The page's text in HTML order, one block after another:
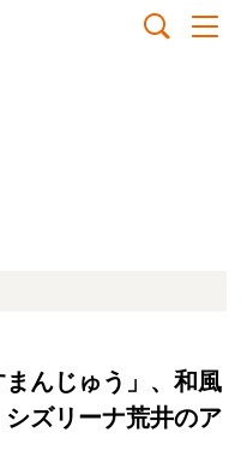
んじゅう」、和風
ズリーナ荒井のア